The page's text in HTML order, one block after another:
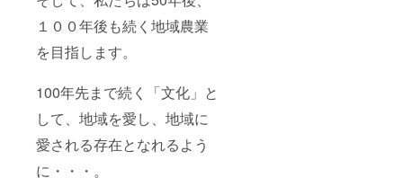
１００年後も続く地域農業
を目指します。
100年先まで続く「文化」と
して、地域を愛し、地域に
愛される存在となれるよう
に・・・。